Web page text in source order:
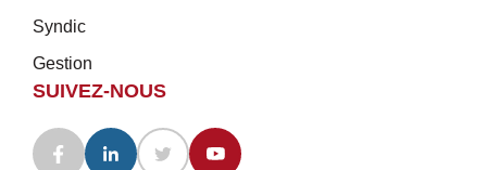
Syndic
Gestion
SUIVEZ-NOUS